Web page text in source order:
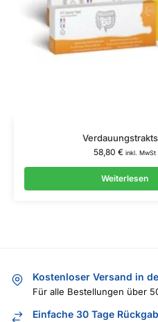
58,80 € inkl. MwSt
Weiterlesen
Kostenloser Versand in
Für alle Bestellungen über
Einfache 30 Tage